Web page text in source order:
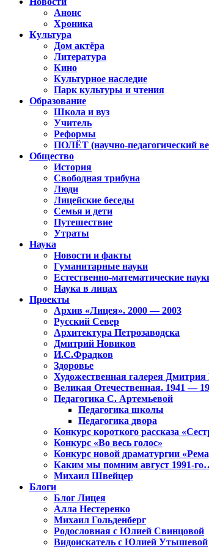
Анонс
Хроника
Культура
Дом актёра
Литература
Кино
Культурное наследие
Парк культуры и чтения
Образование
Школа и вуз
Учитель
Реформы
ПОЛЁТ (научно-педагогический
Общество
История
Свободная трибуна
Люди
Лицейские беседы
Семья и дети
Путешествие
Утраты
Наука
Новости и факты
Гуманитарные науки
Естественно-математические
Наука в лицах
Проекты
Архив «Лицея». 2000 — 2003
Русский Север
Архитектура Петрозаводска
Дмитрий Новиков
И.С.Фрадков
Здоровье
Художественная галерея
Великая Отечественная. 1941 —
Педагогика С. Артемьевой
Педагогика школы
Педагогика двора
Конкурс короткого рассказа
Конкурс «Во весь голос»
Конкурс новой драматургии
Каким мы помним август 1991-
Михаил Швейцер
Блоги
Блог Лицея
Алла Нестеренко
Михаил Гольденберг
Родословная с Юлией Свинцовой
Видоискатель с Юлией Утышевой